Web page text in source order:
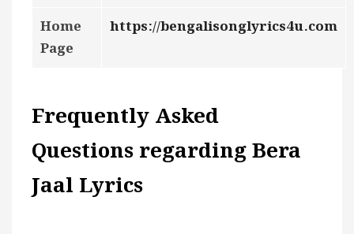
Home
Page
https://bengalisonglyrics4u.com
Frequently Asked
Questions regarding Bera
Jaal Lyrics